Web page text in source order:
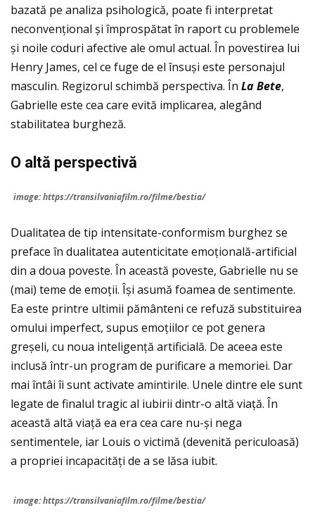
bazată pe analiza psihologică, poate fi interpretat
neconvenţional și împrospătat în raport cu problemele
și noile coduri afective ale omul actual. În povestirea lui
Henry James, cel ce fuge de el însuși este personajul
masculin. Regizorul schimbă perspectiva. În La Bete,
Gabrielle este cea care evită implicarea, alegând
stabilitatea burgheză.
O altă perspectivă
image: https://transilvaniafilm.ro/filme/bestia/
Dualitatea de tip intensitate-conformism burghez se
preface în dualitatea autenticitate emoțională-artificial
din a doua poveste. În această poveste, Gabrielle nu se
(mai) teme de emoții. Își asumă foamea de sentimente.
Ea este printre ultimii pământeni ce refuză substituirea
omului imperfect, supus emoțiilor ce pot genera
greșeli, cu noua inteligență artificială. De aceea este
inclusă într-un program de purificare a memoriei. Dar
mai întâi îi sunt activate amintirile. Unele dintre ele sunt
legate de finalul tragic al iubirii dintr-o altă viață. În
această altă viață ea era cea care nu-și nega
sentimentele, iar Louis o victimă (devenită periculoasă)
a propriei incapacități de a se lăsa iubit.
image: https://transilvaniafilm.ro/filme/bestia/